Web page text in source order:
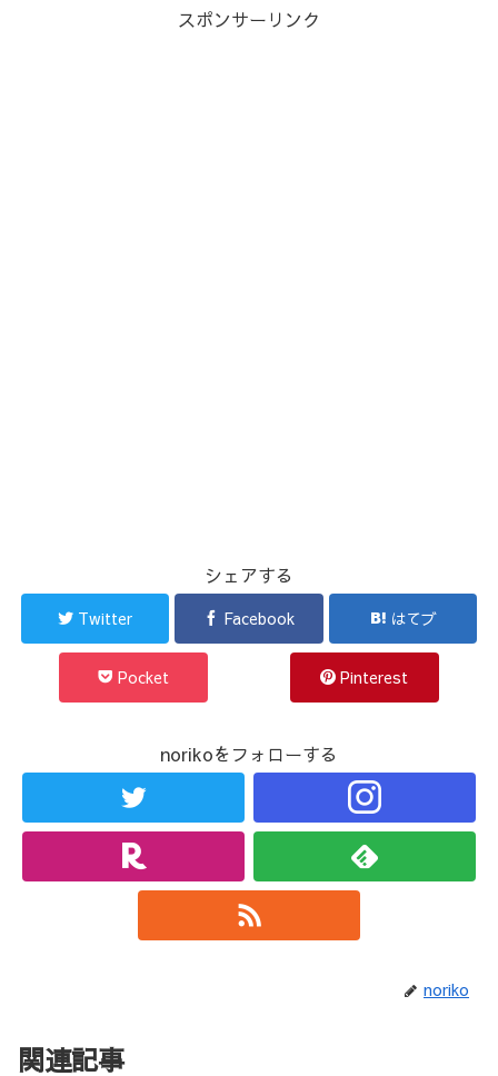
スポンサーリンク
シェアする
Twitter Facebook はてブ
Pocket Pinterest
norikoをフォローする
noriko
関連記事